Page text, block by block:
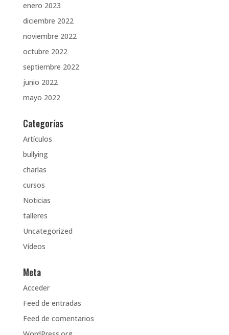
enero 2023
diciembre 2022
noviembre 2022
octubre 2022
septiembre 2022
junio 2022
mayo 2022
Categorías
Artículos
bullying
charlas
cursos
Noticias
talleres
Uncategorized
Vídeos
Meta
Acceder
Feed de entradas
Feed de comentarios